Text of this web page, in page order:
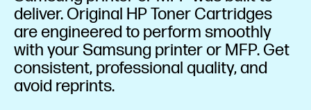
deliver. Original HP Toner Cartridges
are engineered to perform smoothly
with your Samsung printer or MFP. Get
consistent, professional quality, and
avoid reprints.